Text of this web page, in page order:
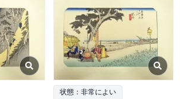
状態：非常によい